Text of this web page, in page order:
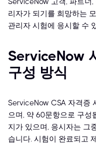
리자가 되기를 희망하는
관리자 시험에 응시할 수
ServiceNow
구성 방식
ServiceNow CSA 자격증
으며, 약 60문항으로 구성
지가 있으며, 응시자는 그
습니다. 시험이 완료되고